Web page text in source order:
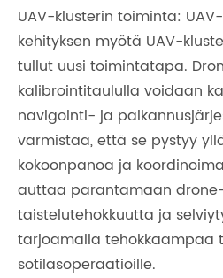
UAV-klusterin toiminta:
kehityksen myötä UAV-
tullut uusi toimintatapa.
kalibrointitaululla voidaan
navigointi- ja
varmistaa, että se pystyy
kokoonpanoa ja
auttaa parantamaan
taistelutehokkuutta ja
tarjoamalla tehokkaampaa
sotilasoperaatioille.